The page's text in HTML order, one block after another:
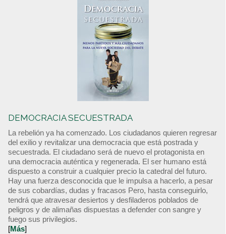
DEMOCRACIA SECUESTRADA
La rebelión ya ha comenzado. Los ciudadanos quieren regresar
del exilio y revitalizar una democracia que está postrada y
secuestrada. El ciudadano será de nuevo el protagonista en
una democracia auténtica y regenerada. El ser humano está
dispuesto a construir a cualquier precio la catedral del futuro.
Hay una fuerza desconocida que le impulsa a hacerlo, a pesar
de sus cobardías, dudas y fracasos Pero, hasta conseguirlo,
tendrá que atravesar desiertos y desfiladeros poblados de
peligros y de alimañas dispuestas a defender con sangre y
fuego sus privilegios.
[Más]